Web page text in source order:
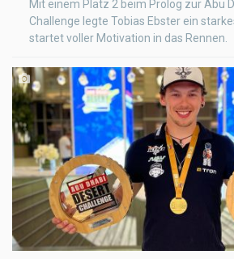
Mit einem Platz 2 beim Prolog zur Abu
Challenge legte Tobias Ebster ein
startet voller Motivation in das Rennen.